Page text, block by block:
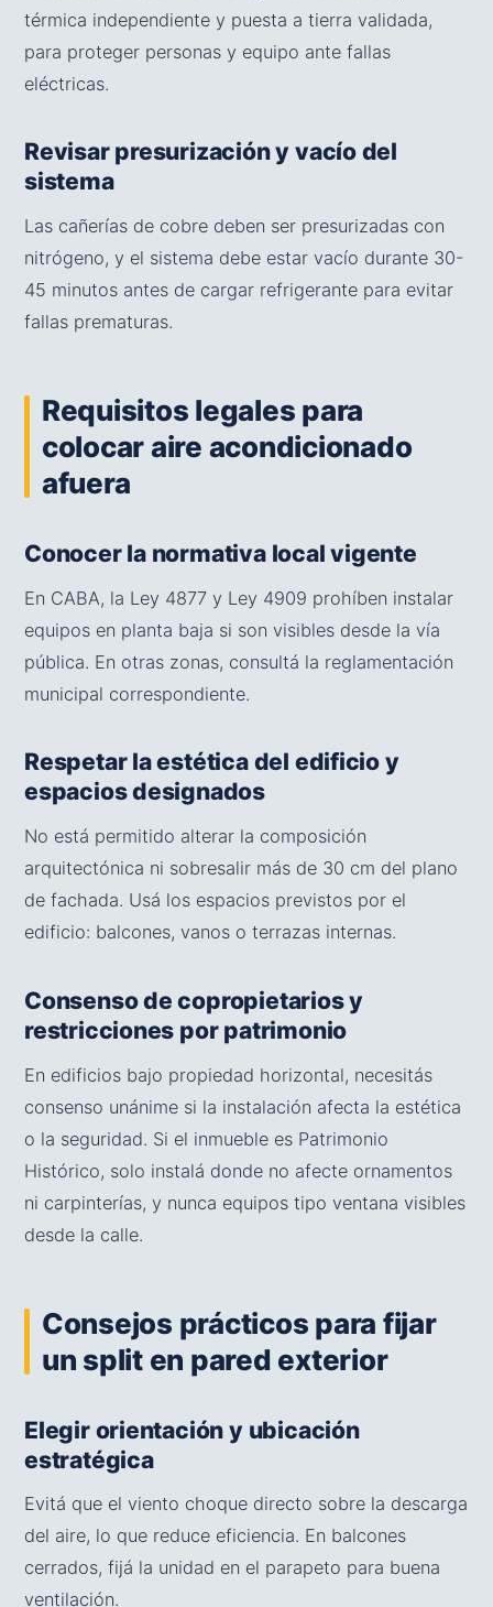
térmica independiente y puesta a tierra validada,
para proteger personas y equipo ante fallas
eléctricas.
Revisar presurización y vacío del
sistema
Las cañerías de cobre deben ser presurizadas con
nitrógeno, y el sistema debe estar vacío durante 30-
45 minutos antes de cargar refrigerante para evitar
fallas prematuras.
Requisitos legales para
colocar aire acondicionado
afuera
Conocer la normativa local vigente
En CABA, la Ley 4877 y Ley 4909 prohíben instalar
equipos en planta baja si son visibles desde la vía
pública. En otras zonas, consultá la reglamentación
municipal correspondiente.
Respetar la estética del edificio y
espacios designados
No está permitido alterar la composición
arquitectónica ni sobresalir más de 30 cm del plano
de fachada. Usá los espacios previstos por el
edificio: balcones, vanos o terrazas internas.
Consenso de copropietarios y
restricciones por patrimonio
En edificios bajo propiedad horizontal, necesitás
consenso unánime si la instalación afecta la estética
o la seguridad. Si el inmueble es Patrimonio
Histórico, solo instalá donde no afecte ornamentos
ni carpinterías, y nunca equipos tipo ventana visibles
desde la calle.
Consejos prácticos para fijar
un split en pared exterior
Elegir orientación y ubicación
estratégica
Evitá que el viento choque directo sobre la descarga
del aire, lo que reduce eficiencia. En balcones
cerrados, fijá la unidad en el parapeto para buena
ventilación.